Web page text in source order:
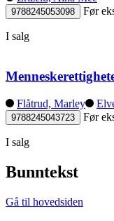
9788245053098 Før
I salg
Flåtrud, Marley
9788245043723 Før
I salg
Bunntekst
Gå til hovedsiden